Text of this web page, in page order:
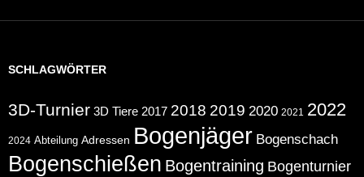
SCHLAGWÖRTER
3D-Turnier 3D Tiere 2017 2018 2019 2020 2021 2022
2024 Abteilung Adressen Bogenjäger Bogenschach
Bogenschießen Bogentraining Bogenturnier